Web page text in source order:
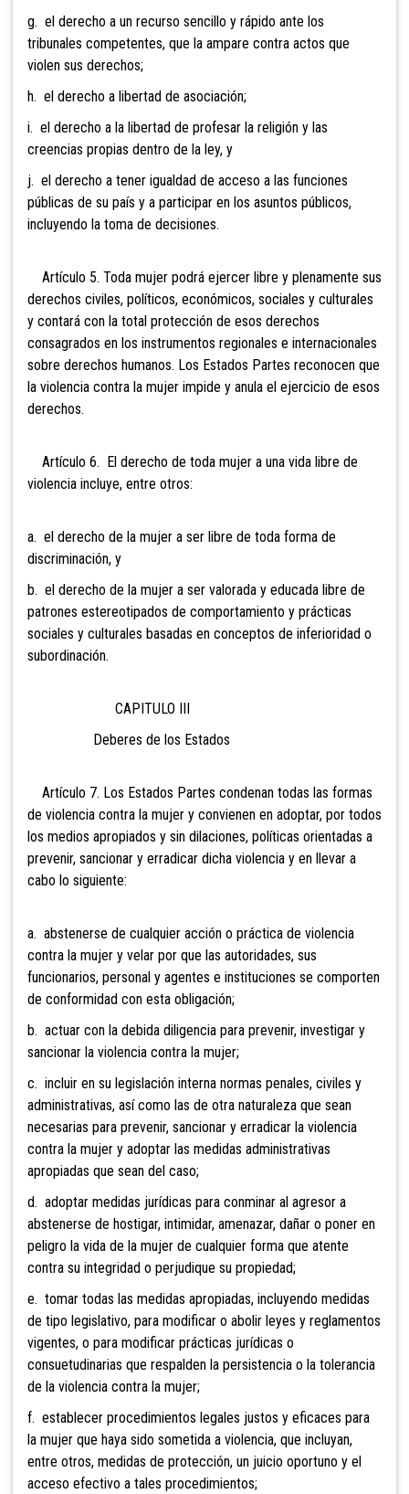
g. el derecho a un recurso sencillo y rápido ante los
tribunales competentes, que la ampare contra actos que
violen sus derechos;
h. el derecho a libertad de asociación;
i. el derecho a la libertad de profesar la religión y las
creencias propias dentro de la ley, y
j. el derecho a tener igualdad de acceso a las funciones
públicas de su país y a participar en los asuntos públicos,
incluyendo la toma de decisiones.
Artículo 5. Toda mujer podrá ejercer libre y plenamente sus
derechos civiles, políticos, económicos, sociales y culturales
y contará con la total protección de esos derechos
consagrados en los instrumentos regionales e internacionales
sobre derechos humanos. Los Estados Partes reconocen que
la violencia contra la mujer impide y anula el ejercicio de esos
derechos.
Artículo 6. El derecho de toda mujer a una vida libre de
violencia incluye, entre otros:
a. el derecho de la mujer a ser libre de toda forma de
discriminación, y
b. el derecho de la mujer a ser valorada y educada libre de
patrones estereotipados de comportamiento y prácticas
sociales y culturales basadas en conceptos de inferioridad o
subordinación.
CAPITULO III
Deberes de los Estados
Artículo 7. Los Estados Partes condenan todas las formas
de violencia contra la mujer y convienen en adoptar, por todos
los medios apropiados y sin dilaciones, políticas orientadas a
prevenir, sancionar y erradicar dicha violencia y en llevar a
cabo lo siguiente:
a. abstenerse de cualquier acción o práctica de violencia
contra la mujer y velar por que las autoridades, sus
funcionarios, personal y agentes e instituciones se comporten
de conformidad con esta obligación;
b. actuar con la debida diligencia para prevenir, investigar y
sancionar la violencia contra la mujer;
c. incluir en su legislación interna normas penales, civiles y
administrativas, así como las de otra naturaleza que sean
necesarias para prevenir, sancionar y erradicar la violencia
contra la mujer y adoptar las medidas administrativas
apropiadas que sean del caso;
d. adoptar medidas jurídicas para conminar al agresor a
abstenerse de hostigar, intimidar, amenazar, dañar o poner en
peligro la vida de la mujer de cualquier forma que atente
contra su integridad o perjudique su propiedad;
e. tomar todas las medidas apropiadas, incluyendo medidas
de tipo legislativo, para modificar o abolir leyes y reglamentos
vigentes, o para modificar prácticas jurídicas o
consuetudinarias que respalden la persistencia o la tolerancia
de la violencia contra la mujer;
f. establecer procedimientos legales justos y eficaces para
la mujer que haya sido sometida a violencia, que incluyan,
entre otros, medidas de protección, un juicio oportuno y el
acceso efectivo a tales procedimientos;